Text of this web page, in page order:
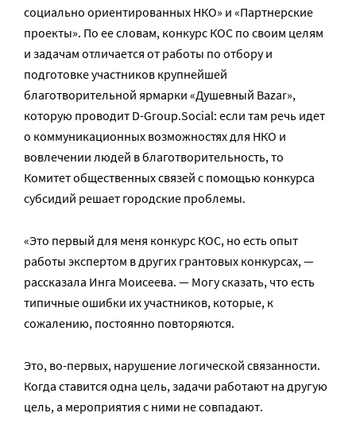
социально ориентированных НКО» и «Партнерские
проекты». По ее словам, конкурс КОС по своим целям
и задачам отличается от работы по отбору и
подготовке участников крупнейшей
благотворительной ярмарки «Душевный Bazar»,
которую проводит D-Group.Social: если там речь идет
о коммуникационных возможностях для НКО и
вовлечении людей в благотворительность, то
Комитет общественных связей с помощью конкурса
субсидий решает городские проблемы.
«Это первый для меня конкурс КОС, но есть опыт
работы экспертом в других грантовых конкурсах, —
рассказала Инга Моисеева. — Могу сказать, что есть
типичные ошибки их участников, которые, к
сожалению, постоянно повторяются.
Это, во-первых, нарушение логической связанности.
Когда ставится одна цель, задачи работают на другую
цель, а мероприятия с ними не совпадают.